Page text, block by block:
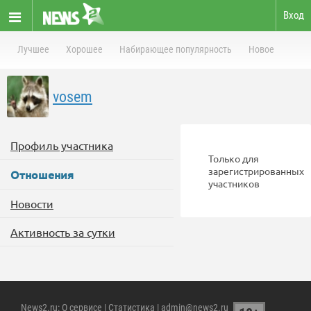
Вход
Лучшее Хорошее Набирающее популярность Новое
vosem
Профиль участника
Отношения
Новости
Активность за сутки
Только для
зарегистрированных
участников
News2.ru: О сервисе | Статистика | admin@news2.ru